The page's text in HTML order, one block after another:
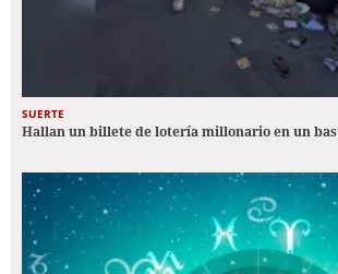
SUERTE
Hallan un billete de lotería millonario en un